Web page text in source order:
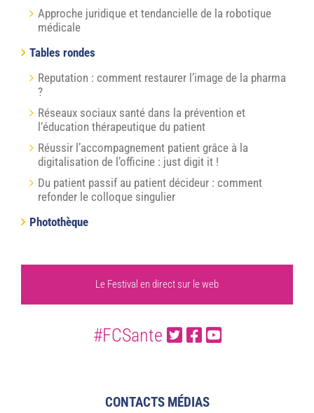
Approche juridique et tendancielle de la robotique
médicale
Tables rondes
Reputation : comment restaurer l’image de la pharma
?
Réseaux sociaux santé dans la prévention et
l‘éducation thérapeutique du patient
Réussir l’accompagnement patient grâce à la
digitalisation de l’officine : just digit it !
Du patient passif au patient décideur : comment
refonder le colloque singulier
Photothèque
Le Festival en direct sur le web
#FCSante
CONTACTS MÉDIAS